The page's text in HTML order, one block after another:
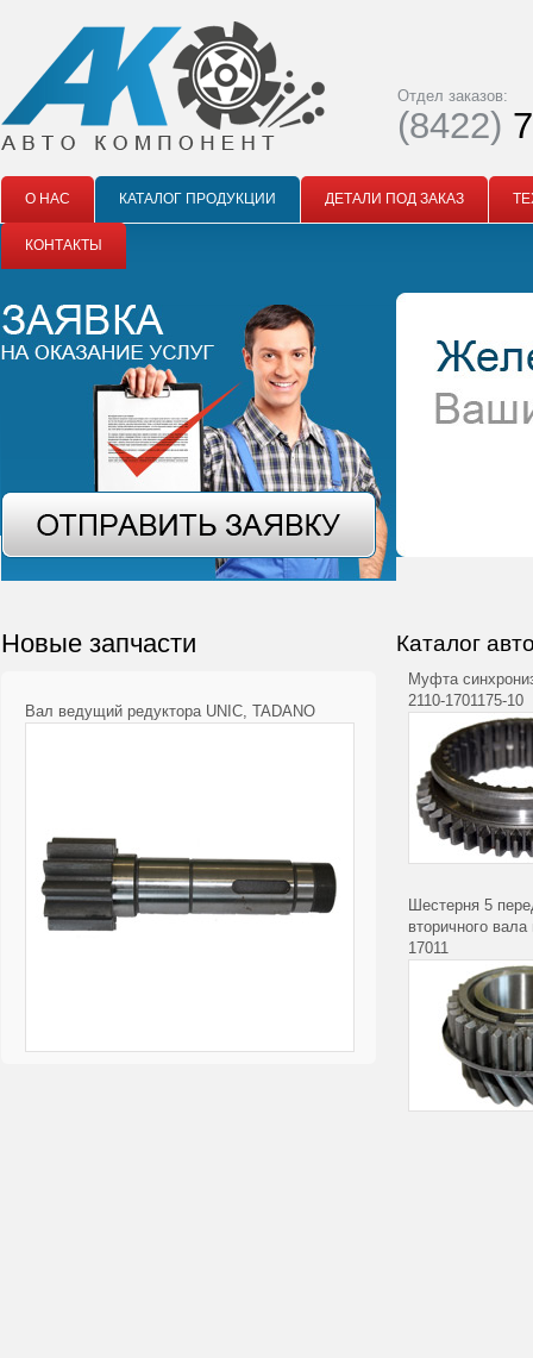
Отдел заказов:
(8422)
О НАС КАТАЛОГ ПРОДУКЦИИ ДЕТАЛИ ПОД ЗАКАЗ
КОНТАКТЫ
Новые запчасти
Вал ведущий редуктора UNIC, TADANO
Каталог
Муфта
2110-1701175-10
Шестерня 5
вторичного
17011